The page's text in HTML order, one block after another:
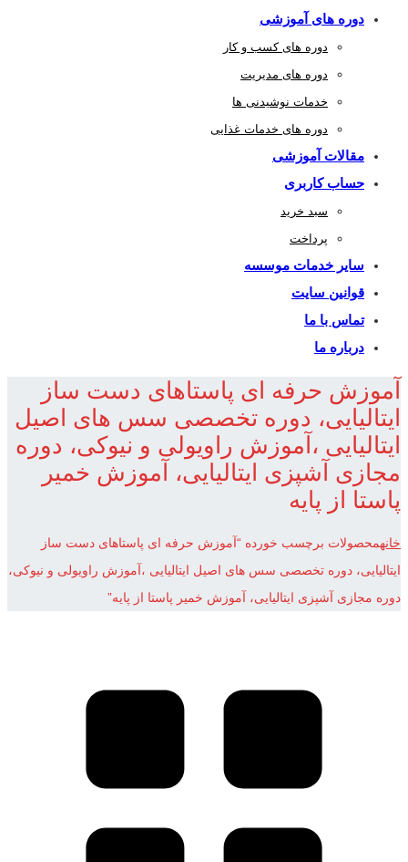
دوره های آموزشی
دوره های کسب و کار
دوره های مدیریت
خدمات نوشیدنی ها
دوره های خدمات غذایی
مقالات آموزشی
حساب کاربری
سبد خرید
پرداخت
سایر خدمات موسسه
قوانین سایت
تماس با ما
درباره ما
آموزش حرفه ای پاستاهای دست ساز
ایتالیایی، دوره تخصصی سس های اصیل
ایتالیایی ،آموزش راویولی و نیوکی، دوره
مجازی آشپزی ایتالیایی، آموزش خمیر
پاستا از پایه
خانهمحصولات برچسب خورده “آموزش حرفه ای پاستاهای دست ساز
ایتالیایی، دوره تخصصی سس های اصیل ایتالیایی ،آموزش راویولی و نیوکی،
دوره مجازی آشپزی ایتالیایی، آموزش خمیر پاستا از پایه”